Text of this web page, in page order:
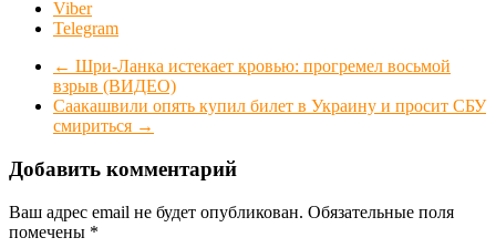
Viber
Telegram
← Шри-Ланка истекает кровью: прогремел восьмой
взрыв (ВИДЕО)
Саакашвили опять купил билет в Украину и просит СБУ
смириться →
Добавить комментарий
Ваш адрес email не будет опубликован. Обязательные поля
помечены *